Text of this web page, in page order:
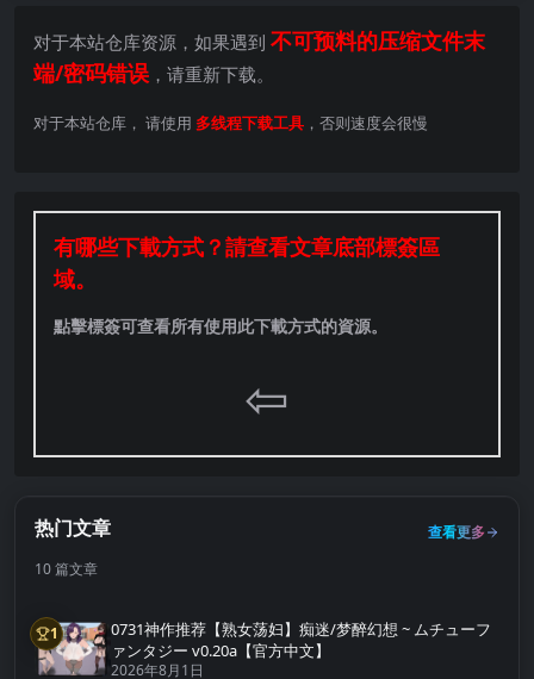
对于本站仓库资源，如果遇到 不可预料的压缩文件末
端/密码错误 ，请重新下载。
对于本站仓库， 请使用 多线程下载工具 ，否则速度会很慢
有哪些下載方式？請查看文章底部標簽區
域。
點擊標簽可查看所有使用此下載方式的資源。
⇦
热门文章
查看更多
10 篇文章
第1名
1
0731神作推荐【熟女荡妇】痴迷/梦醉幻想 ~ ムチューフ
ァンタジー v0.20a【官方中文】
2026年8月1日